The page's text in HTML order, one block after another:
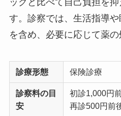
ックと比べて自己負担を
す。診察では、生活指導
を含め、必要に応じて薬の
診療形態 保険診療
診察料の目
安
初診1,000円
再診500円前